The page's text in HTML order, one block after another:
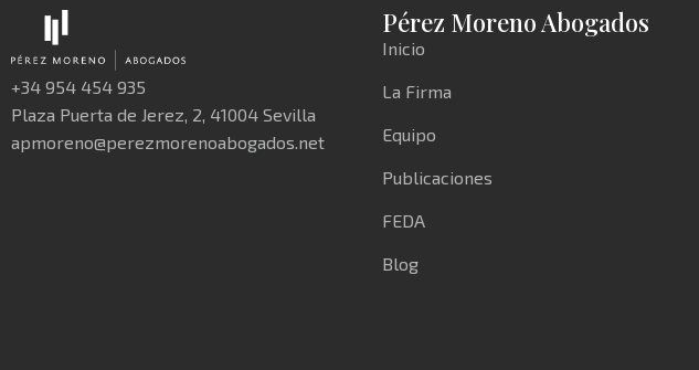
+34 954 454 935
Plaza Puerta de Jerez, 2, 41004 Sevilla
apmoreno@perezmorenoabogados.net
Pérez Moreno Abogados
Inicio
La Firma
Equipo
Publicaciones
FEDA
Blog